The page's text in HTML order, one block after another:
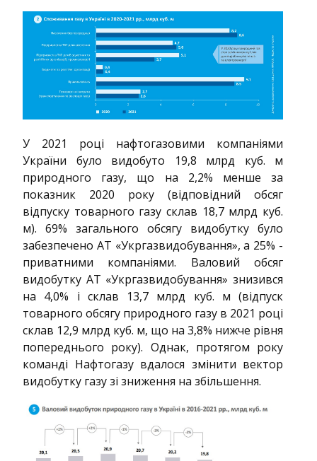
У 2021 році нафтогазовими компаніями
України було видобуто 19,8 млрд куб. м
природного газу, що на 2,2% менше за
показник 2020 року (відповідний обсяг
відпуску товарного газу склав 18,7 млрд куб.
м). 69% загального обсягу видобутку було
забезпечено АТ «Укргазвидобування», а 25% -
приватними компаніями. Валовий обсяг
видобутку АТ «Укргазвидобування» знизився
на 4,0% і склав 13,7 млрд куб. м (відпуск
товарного обсягу природного газу в 2021 році
склав 12,9 млрд куб. м, що на 3,8% нижче рівня
попереднього року). Однак, протягом року
команді Нафтогазу вдалося змінити вектор
видобутку газу зі зниження на збільшення.